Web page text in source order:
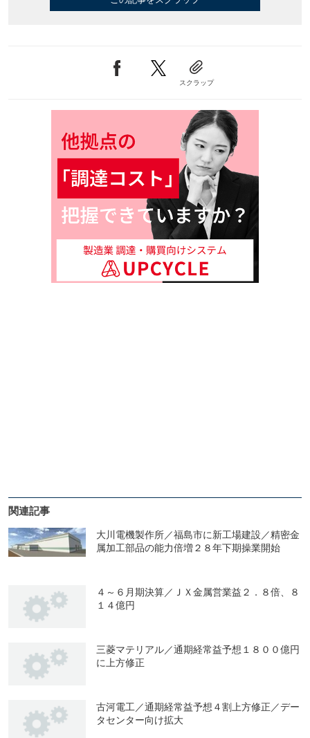
スクラップ
関連記事
大川電機製作所／福島市に新工場建設／精密金
属加工部品の能力倍増２８年下期操業開始
４～６月期決算／ＪＸ金属営業益２．８倍、８
１４億円
三菱マテリアル／通期経常益予想１８００億円
に上方修正
古河電工／通期経常益予想４割上方修正／デー
タセンター向け拡大